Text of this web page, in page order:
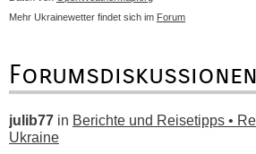
Mehr Ukrainewetter findet sich im Forum
Forumsdiskussionen
julib77 in Berichte und Reisetipps •
Ukraine